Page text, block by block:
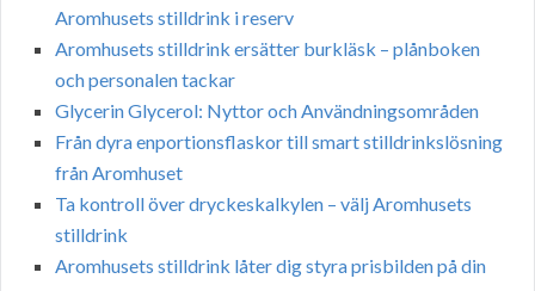
Aromhusets stilldrink i reserv
Aromhusets stilldrink ersätter burkläsk – plånboken
och personalen tackar
Glycerin Glycerol: Nyttor och Användningsområden
Från dyra enportionsflaskor till smart stilldrinkslösning
från Aromhuset
Ta kontroll över dryckeskalkylen – välj Aromhusets
stilldrink
Aromhusets stilldrink låter dig styra prisbilden på din